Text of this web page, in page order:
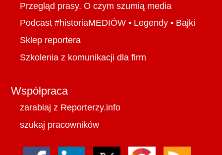
Przegląd prasy. O czym szumią media
Podcast #historiaMEDIÓW • Legendy • Bajki
Sklep reportera
Szkolenia z komunikacji dla firm
Współpraca
zarabiaj z Reporterzy.info
szukaj pracowników